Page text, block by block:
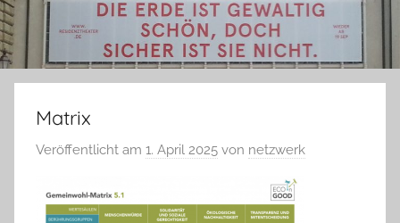
Matrix
Veröffentlicht am 1. April 2025 von netzwerk